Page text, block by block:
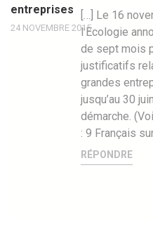
entreprises
24 NOVEMBRE 2015
[…] Le 16
l’Ecologie
de sept mois
justificatifs
grandes
jusqu’au 30
démarche.
: 9 Français
RÉPONDRE